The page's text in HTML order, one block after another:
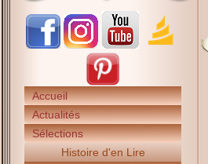
Accueil
Actualités
Sélections
Histoire d'en Lire